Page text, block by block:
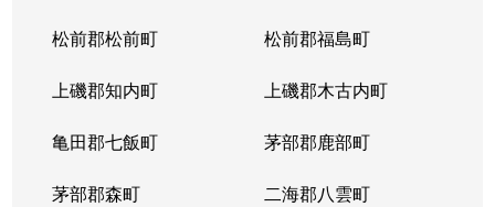
松前郡松前町 松前郡福島町
上磯郡知内町 上磯郡木古内町
亀田郡七飯町 茅部郡鹿部町
茅部郡森町 二海郡八雲町